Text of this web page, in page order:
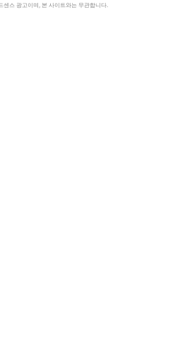
센스 광고이며, 본 사이트와는 무관합니다.